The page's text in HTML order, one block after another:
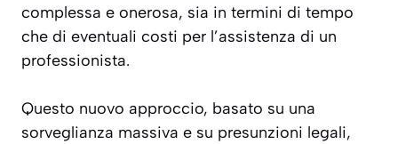
complessa e onerosa, sia in termini di tempo
che di eventuali costi per l’assistenza di un
professionista.
Questo nuovo approccio, basato su una
sorveglianza massiva e su presunzioni legali,